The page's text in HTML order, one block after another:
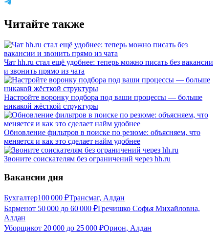
Читайте также
Чат hh.ru стал ещё удобнее: теперь можно писать без вакансии
и звонить прямо из чата
Настройте воронку подбора под ваши процессы — больше
никакой жёсткой структуры
Обновление фильтров в поиске по резюме: объясняем, что
меняется и как это сделает найм удобнее
Звоните соискателям без ограничений через hh.ru
Вакансии дня
Бухгалтер100 000 ₽Трансмаг, Алдан
Барменот 50 000 до 60 000 ₽Гречишко Софья Михайловна,
Алдан
Уборщикот 20 000 до 25 000 ₽Орион, Алдан